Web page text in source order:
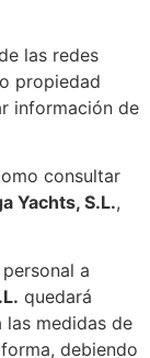
las redes
propiedad
información de
consultar
Yachts, S.L.,
a
quedará
las medidas de
debiendo